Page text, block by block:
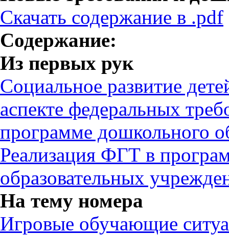
Скачать содержание в .pdf
Содержание:
Из первых рук
Социальное развитие
аспекте федеральных
программе дошкольного
Реализация ФГТ в
образовательных
На тему номера
Игровые обучающие